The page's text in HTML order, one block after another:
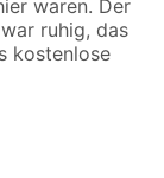
waren. Der
ruhig, das
kostenlose